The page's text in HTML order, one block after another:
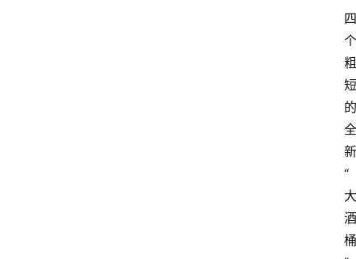
四
个
粗
短
的
全
新
“
大
酒
桶